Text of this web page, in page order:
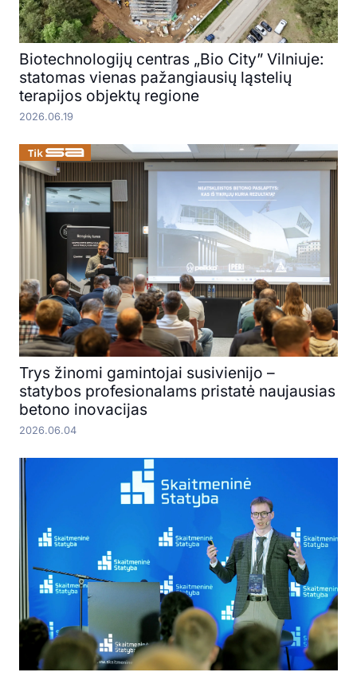
Biotechnologijų centras „Bio City” Vilniuje:
statomas vienas pažangiausių ląstelių
terapijos objektų regione
2026.06.19
Trys žinomi gamintojai susivienijo –
statybos profesionalams pristatė naujausias
betono inovacijas
2026.06.04